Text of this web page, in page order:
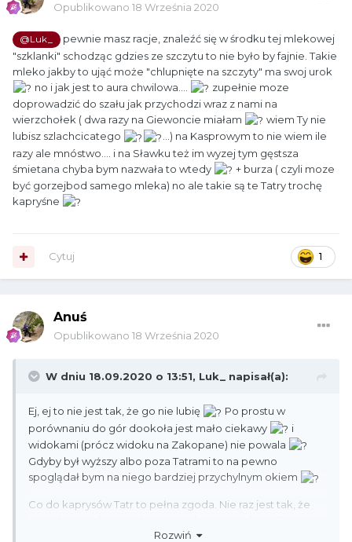
Opublikowano 18 Września 2020
@Luk_
pewnie masz racje, znaleźć się w środku tej mlekowej
"szklanki" schodząc gdzies ze szczytu to nie było by fajnie. Takie
mleko jakby to ująć może "chlupnięte na szczyty" ma swoj urok
no i jak jest to aura chwilowa....
zupełnie moze
doprowadzić do szału jak przychodzi wraz z nami na
wierzchołek ( dwa razy na Giewoncie miałam
wiem Ty nie
lubisz szlachcicatego
...) na Kasprowym to nie wiem ile
razy ale mnóstwo.... i na Sławku też im wyzej tym gęstsza
śmietana chyba bym nazwała to wtedy
+ burza ( czyli moze
być gorzejbod samego mleka) no ale takie są te Tatry trochę
kapryśne
1
Cytuj
Anuś
Opublikowano 18 Września 2020
W dniu 18.09.2020 o 13:51, Luk_ napisał(a):
Ej, ej to nie jest tak, że go nie lubię
Po prostu w
porównaniu do gór dookoła jest mało ciekawy
i
widokami (prócz widoku na Zakopane) nie powala
Gdyby był wyższy albo poza Tatrami to na pewno
spoglądał bym na niego bardziej przychylnym okiem
Co do kaprysów Tatr to pełna zgoda. Nie raz jest tak, że
chmurach. Chyba bardziej irytująca jest tylko Babia Góra z
Rozwiń